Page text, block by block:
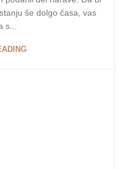
še dolgo časa, vas